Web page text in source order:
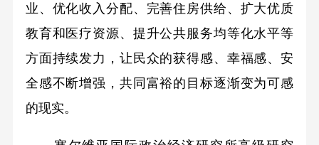
业、优化收入分配、完善住房供给、扩大优质
教育和医疗资源、提升公共服务均等化水平等
方面持续发力，让民众的获得感、幸福感、安
全感不断增强，共同富裕的目标逐渐变为可感
的现实。